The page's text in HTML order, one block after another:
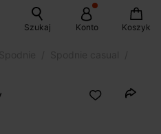
Szukaj Konto Koszyk